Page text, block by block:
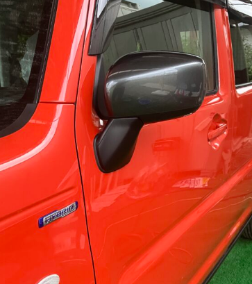
TOP
GREETING
ごあいさつ
SERVICE
サービス内容